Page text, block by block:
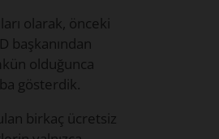
olarak, önceki
başkanından
olduğunca
gösterdik.
birkaç ücretsiz